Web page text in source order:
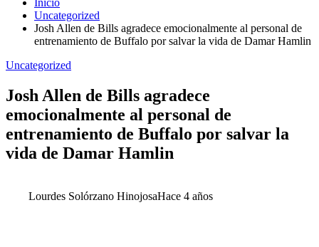
Inicio
Uncategorized
Josh Allen de Bills agradece emocionalmente al personal de
entrenamiento de Buffalo por salvar la vida de Damar Hamlin
Uncategorized
Josh Allen de Bills agradece
emocionalmente al personal de
entrenamiento de Buffalo por salvar la
vida de Damar Hamlin
Lourdes Solórzano HinojosaHace 4 años